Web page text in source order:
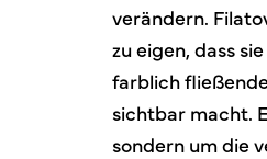
verändern.
zu eigen, dass
farblich
sichtbar macht.
sondern um die